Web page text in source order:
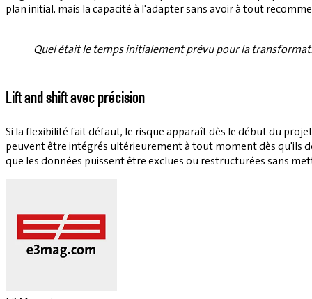
plan initial, mais la capacité à l'adapter sans avoir à tout
Quel était le temps initialement prévu pour la
Lift and shift avec précision
Si la flexibilité fait défaut, le risque apparaît dès le début du
peuvent être intégrés ultérieurement à tout moment dès qu'ils
que les données puissent être exclues ou restructurées sans